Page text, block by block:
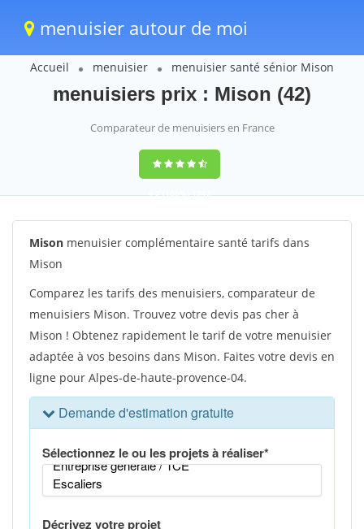
menuisier autour de moi
Accueil menuisier menuisier santé sénior Mison
menuisiers prix : Mison (42)
Comparateur de menuisiers en France
9,2(100%)1242
votes
Mison menuisier complémentaire santé tarifs dans
Mison
Comparez les tarifs des menuisiers, comparateur de
menuisiers Mison. Trouvez votre devis pas cher à
Mison ! Obtenez rapidement le tarif de votre menuisier
adaptée à vos besoins dans Mison. Faites votre devis en
ligne pour Alpes-de-haute-provence-04.